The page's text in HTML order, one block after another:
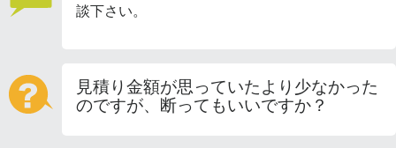
談下さい。
見積り金額が思っていたより少なかった
のですが、断ってもいいですか？